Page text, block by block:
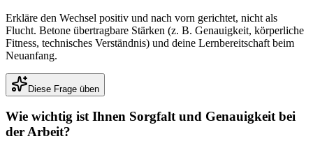
Erkläre den Wechsel positiv und nach vorn gerichtet, nicht als
Flucht. Betone übertragbare Stärken (z. B. Genauigkeit, körperliche
Fitness, technisches Verständnis) und deine Lernbereitschaft beim
Neuanfang.
Diese Frage üben
Wie wichtig ist Ihnen Sorgfalt und Genauigkeit bei
der Arbeit?